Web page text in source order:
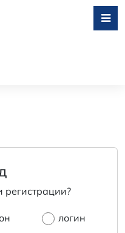
логин